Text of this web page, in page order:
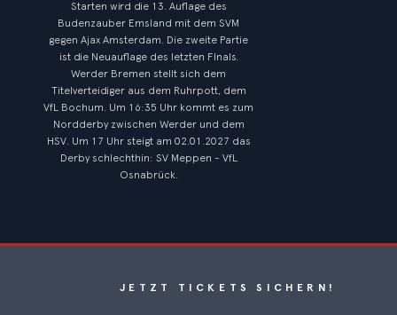
Starten wird die 13. Auflage des
Budenzauber Emsland mit dem SVM
gegen Ajax Amsterdam. Die zweite Partie
ist die Neuauflage des letzten FInals.
Werder Bremen stellt sich dem
Titelverteidiger aus dem Ruhrpott, dem
VfL Bochum. Um 16:35 Uhr kommt es zum
Nordderby zwischen Werder und dem
HSV. Um 17 Uhr steigt am 02.01.2027 das
Derby schlechthin: SV Meppen - VfL
Osnabrück.
JETZT TICKETS SICHERN!